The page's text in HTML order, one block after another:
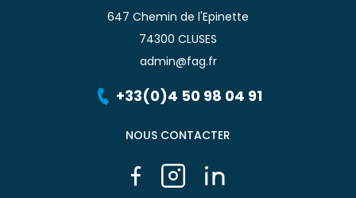
647 Chemin de l'Epinette
74300 CLUSES
admin@fag.fr
+33(0)4 50 98 04 91
NOUS CONTACTER